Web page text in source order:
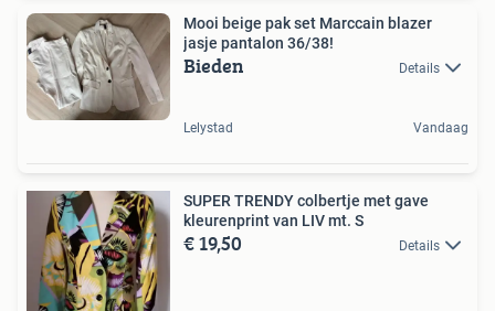
Mooi beige pak set Marccain blazer
jasje pantalon 36/38!
Bieden Details
Lelystad Vandaag
SUPER TRENDY colbertje met gave
kleurenprint van LIV mt. S
€ 19,50 Details